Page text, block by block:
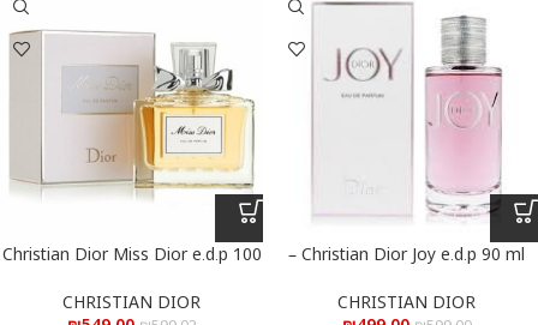
Christian Dior Joy e.d.p 90 ml –
CHRISTIAN DIOR
Christian Dior Miss Dior e.d.p 100
100 מ”ל
CHRISTIAN DIOR